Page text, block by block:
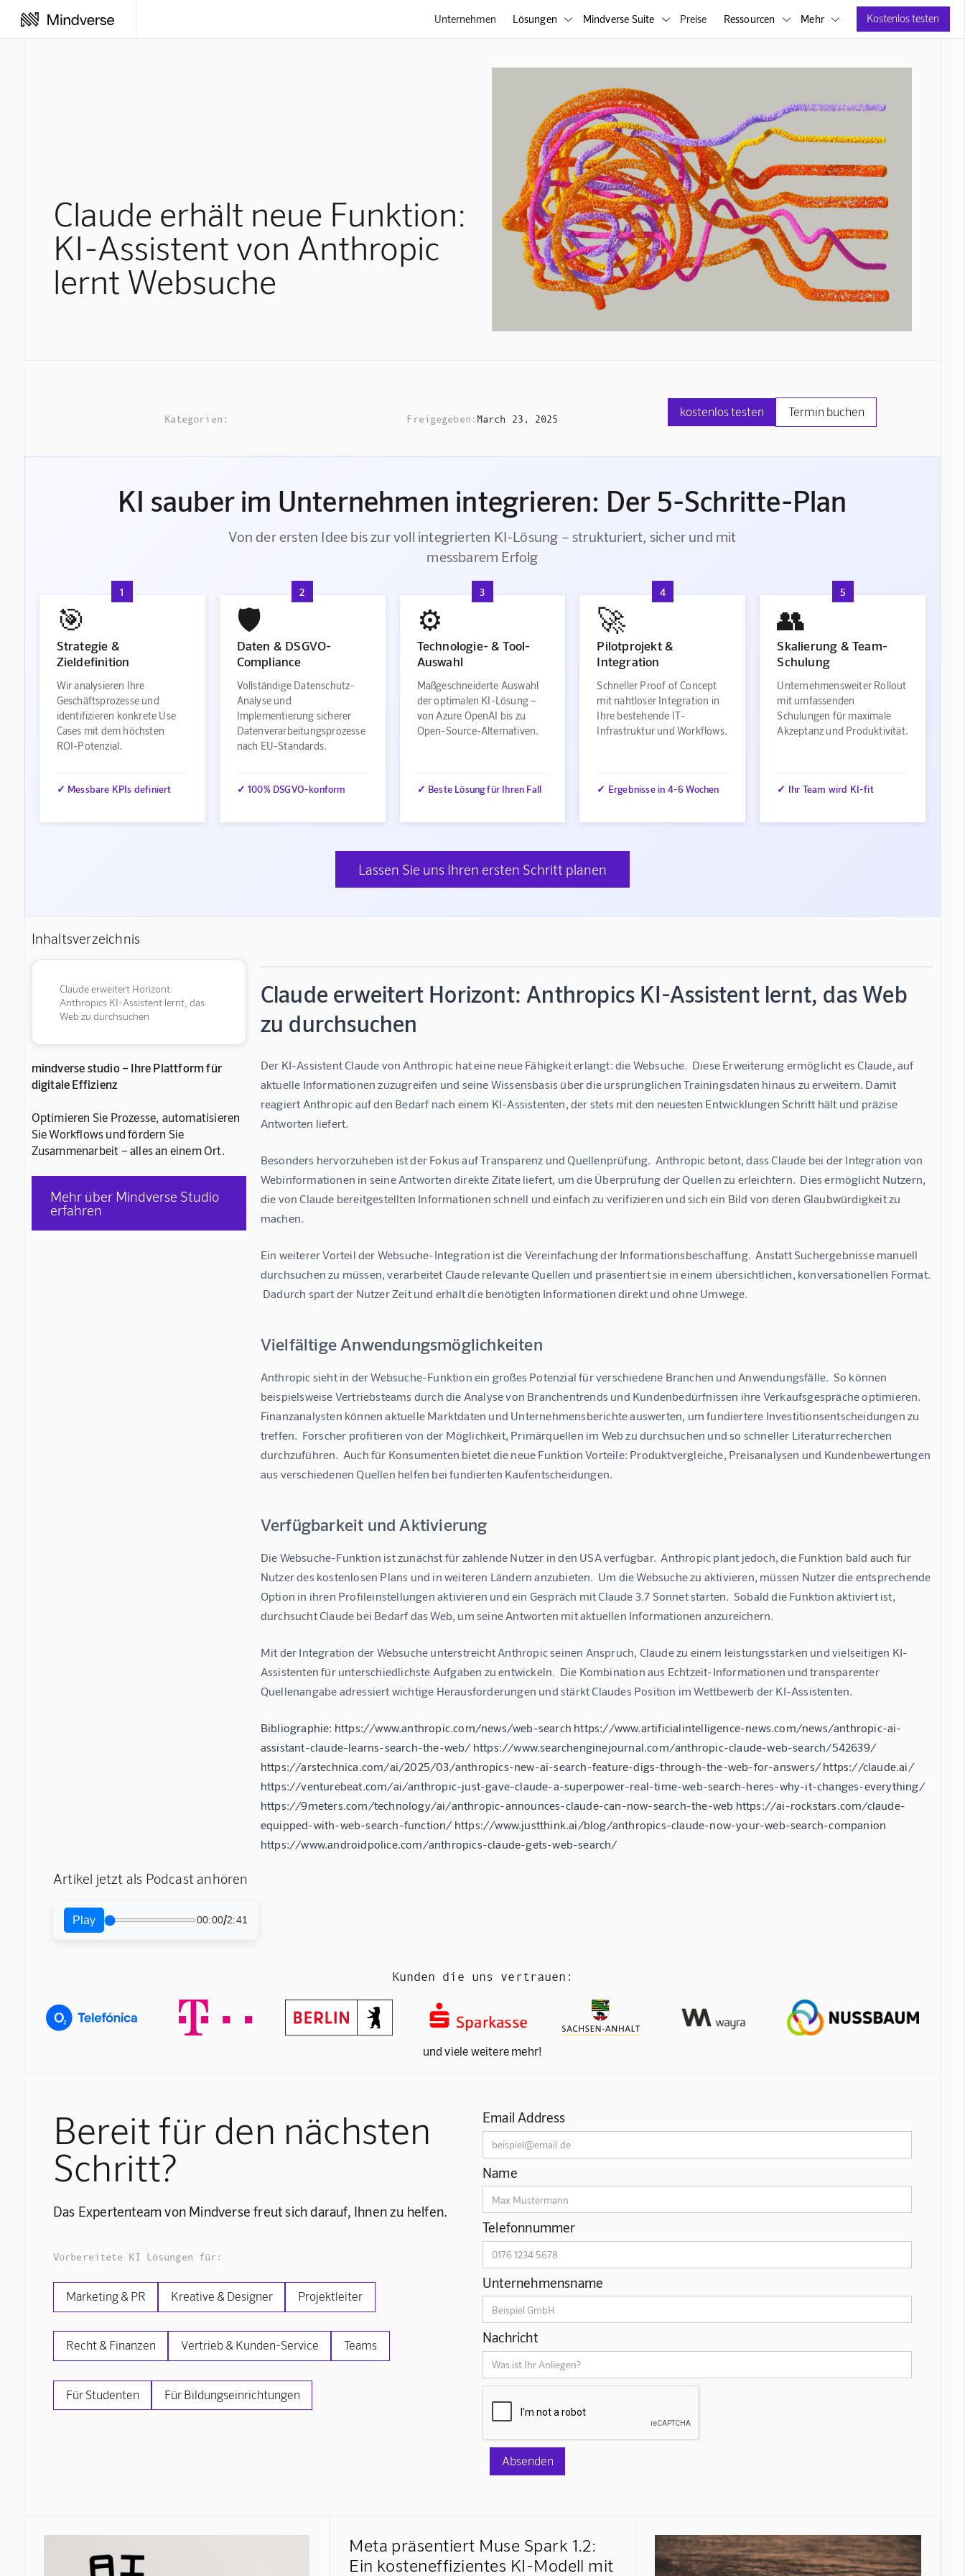
Unternehmen Lösungen  Mindverse Suite  Preise Ressourcen  Mehr  Kostenlos testen
Claude erhält neue Funktion:
KI-Assistent von Anthropic
lernt Websuche
Kategorien: Freigegeben: March 23, 2025
kostenlos testen Termin buchen
KI sauber im Unternehmen integrieren: Der 5-Schritte-Plan
Von der ersten Idee bis zur voll integrierten KI-Lösung – strukturiert, sicher und mit
messbarem Erfolg
1
🎯
Strategie &
Zieldefinition
Wir analysieren Ihre
Geschäftsprozesse und
identifizieren konkrete Use
Cases mit dem höchsten
ROI-Potenzial.
✓ Messbare KPIs definiert
2
🛡️
Daten & DSGVO-
Compliance
Vollständige Datenschutz-
Analyse und
Implementierung sicherer
Datenverarbeitungsprozesse
nach EU-Standards.
✓ 100% DSGVO-konform
3
⚙️
Technologie- & Tool-
Auswahl
Maßgeschneiderte Auswahl
der optimalen KI-Lösung –
von Azure OpenAI bis zu
Open-Source-Alternativen.
✓ Beste Lösung für Ihren Fall
4
🚀
Pilotprojekt &
Integration
Schneller Proof of Concept
mit nahtloser Integration in
Ihre bestehende IT-
Infrastruktur und Workflows.
✓ Ergebnisse in 4-6 Wochen
5
👥
Skalierung & Team-
Schulung
Unternehmensweiter Rollout
mit umfassenden
Schulungen für maximale
Akzeptanz und Produktivität.
✓ Ihr Team wird KI-fit
Lassen Sie uns Ihren ersten Schritt planen
Inhaltsverzeichnis
Claude erweitert Horizont:
Anthropics KI-Assistent lernt, das
Web zu durchsuchen
mindverse studio – Ihre Plattform für
digitale Effizienz
Optimieren Sie Prozesse, automatisieren
Sie Workflows und fördern Sie
Zusammenarbeit – alles an einem Ort.
Mehr über Mindverse Studio
erfahren
Claude erweitert Horizont: Anthropics KI-Assistent lernt, das Web
zu durchsuchen
Der KI-Assistent Claude von Anthropic hat eine neue Fähigkeit erlangt: die Websuche.  Diese Erweiterung ermöglicht es Claude, auf
aktuelle Informationen zuzugreifen und seine Wissensbasis über die ursprünglichen Trainingsdaten hinaus zu erweitern. Damit
reagiert Anthropic auf den Bedarf nach einem KI-Assistenten, der stets mit den neuesten Entwicklungen Schritt hält und präzise
Antworten liefert.
Besonders hervorzuheben ist der Fokus auf Transparenz und Quellenprüfung.  Anthropic betont, dass Claude bei der Integration von
Webinformationen in seine Antworten direkte Zitate liefert, um die Überprüfung der Quellen zu erleichtern.  Dies ermöglicht Nutzern,
die von Claude bereitgestellten Informationen schnell und einfach zu verifizieren und sich ein Bild von deren Glaubwürdigkeit zu
machen.
Ein weiterer Vorteil der Websuche-Integration ist die Vereinfachung der Informationsbeschaffung.  Anstatt Suchergebnisse manuell
durchsuchen zu müssen, verarbeitet Claude relevante Quellen und präsentiert sie in einem übersichtlichen, konversationellen Format.
Dadurch spart der Nutzer Zeit und erhält die benötigten Informationen direkt und ohne Umwege.
Vielfältige Anwendungsmöglichkeiten
Anthropic sieht in der Websuche-Funktion ein großes Potenzial für verschiedene Branchen und Anwendungsfälle.  So können
beispielsweise Vertriebsteams durch die Analyse von Branchentrends und Kundenbedürfnissen ihre Verkaufsgespräche optimieren.
Finanzanalysten können aktuelle Marktdaten und Unternehmensberichte auswerten, um fundiertere Investitionsentscheidungen zu
treffen.  Forscher profitieren von der Möglichkeit, Primärquellen im Web zu durchsuchen und so schneller Literaturrecherchen
durchzuführen.  Auch für Konsumenten bietet die neue Funktion Vorteile: Produktvergleiche, Preisanalysen und Kundenbewertungen
aus verschiedenen Quellen helfen bei fundierten Kaufentscheidungen.
Verfügbarkeit und Aktivierung
Die Websuche-Funktion ist zunächst für zahlende Nutzer in den USA verfügbar.  Anthropic plant jedoch, die Funktion bald auch für
Nutzer des kostenlosen Plans und in weiteren Ländern anzubieten.  Um die Websuche zu aktivieren, müssen Nutzer die entsprechende
Option in ihren Profileinstellungen aktivieren und ein Gespräch mit Claude 3.7 Sonnet starten.  Sobald die Funktion aktiviert ist,
durchsucht Claude bei Bedarf das Web, um seine Antworten mit aktuellen Informationen anzureichern.
Mit der Integration der Websuche unterstreicht Anthropic seinen Anspruch, Claude zu einem leistungsstarken und vielseitigen KI-
Assistenten für unterschiedlichste Aufgaben zu entwickeln.  Die Kombination aus Echtzeit-Informationen und transparenter
Quellenangabe adressiert wichtige Herausforderungen und stärkt Claudes Position im Wettbewerb der KI-Assistenten.
Bibliographie: https://www.anthropic.com/news/web-search https://www.artificialintelligence-news.com/news/anthropic-ai-
assistant-claude-learns-search-the-web/ https://www.searchenginejournal.com/anthropic-claude-web-search/542639/
https://arstechnica.com/ai/2025/03/anthropics-new-ai-search-feature-digs-through-the-web-for-answers/ https://claude.ai/
https://venturebeat.com/ai/anthropic-just-gave-claude-a-superpower-real-time-web-search-heres-why-it-changes-everything/
https://9meters.com/technology/ai/anthropic-announces-claude-can-now-search-the-web https://ai-rockstars.com/claude-
equipped-with-web-search-function/ https://www.justthink.ai/blog/anthropics-claude-now-your-web-search-companion
https://www.androidpolice.com/anthropics-claude-gets-web-search/
Artikel jetzt als Podcast anhören
Play 00:00/2:41
Kunden die uns vertrauen:
und viele weitere mehr!
Bereit für den nächsten
Schritt?
Das Expertenteam von Mindverse freut sich darauf, Ihnen zu helfen.
Vorbereitete KI Lösungen für:
Marketing & PR Kreative & Designer Projektleiter
Recht & Finanzen Vertrieb & Kunden-Service Teams
Für Studenten Für Bildungseinrichtungen
Email Address
Name
Telefonnummer
Unternehmensname
Nachricht
Meta präsentiert Muse Spark 1.2:
Ein kosteneffizientes KI-Modell mit